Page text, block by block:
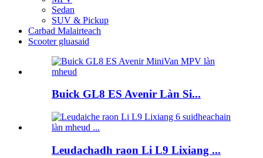
Sedan
SUV & Pickup
Carbad Malairteach
Scooter gluasaid
Buick GL8 ES Avenir Làn Si...
Leudachadh raon Li L9 Lixiang ...